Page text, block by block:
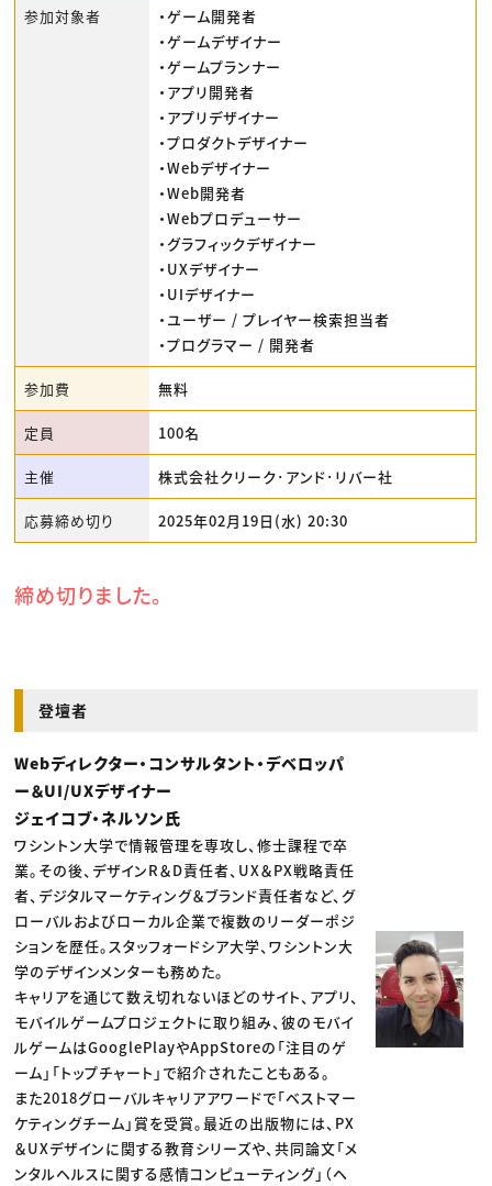
参加対象者
・ゲーム開発者
・ゲームデザイナー
・ゲームプランナー
・アプリ開発者
・アプリデザイナー
・プロダクトデザイナー
・Webデザイナー
・Web開発者
・Webプロデューサー
・グラフィックデザイナー
・UXデザイナー
・UIデザイナー
・ユーザー / プレイヤー検索担当者
・プログラマー / 開発者
参加費 無料
定員 100名
主催 株式会社クリーク･アンド･リバー社
応募締め切り 2025年02月19日(水) 20:30
締め切りました。
登壇者
Webディレクター・コンサルタント・デベロッパ
ー＆UI/UXデザイナー
ジェイコブ・ネルソン氏
ワシントン大学で情報管理を専攻し、修士課程で卒
業。その後、デザインR＆D責任者、UX＆PX戦略責任
者、デジタルマーケティング＆ブランド責任者など、グ
ローバルおよびローカル企業で複数のリーダーポジ
ションを歴任。スタッフォードシア大学、ワシントン大
学のデザインメンターも務めた。
キャリアを通じて数え切れないほどのサイト、アプリ、
モバイルゲームプロジェクトに取り組み、彼のモバイ
ルゲームはGooglePlayやAppStoreの「注目のゲ
ーム」「トップチャート」で紹介されたこともある。
また2018グローバルキャリアアワードで「ベストマー
ケティングチーム」賞を受賞。最近の出版物には、PX
＆UXデザインに関する教育シリーズや、共同論文「メ
ンタルヘルスに関する感情コンピューティング」（ヘ